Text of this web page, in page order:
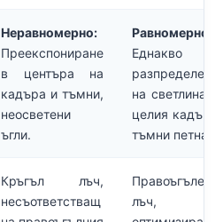
Неравномерно:
Преекспониране
в центъра на
кадъра и тъмни,
неосветени
ъгли.
Равномерно:
Еднакво
на
целия кадър,
тъмни петна.
Кръгъл лъч,
несъответстващ
Правоъгълен
лъч,